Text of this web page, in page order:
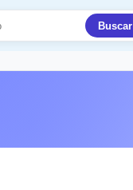
Buscar